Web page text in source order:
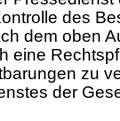
des
dem oben
eine
zu
der